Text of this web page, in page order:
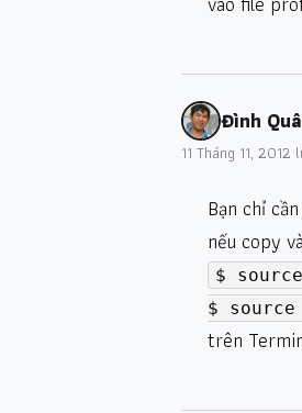
Đình
11 Tháng 11, 2012
Bạn chỉ
nếu copy
$
$
trên